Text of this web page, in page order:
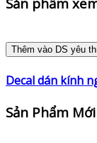
Thêm vào DS yêu
Decal dán kính
Sản Phẩm Mới